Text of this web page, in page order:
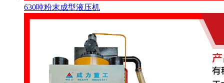
630吨粉末成型液压机